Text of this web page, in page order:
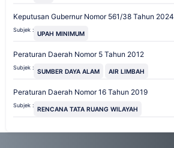
Keputusan Gubernur Nomor 561/38 Tahun 2024
Subjek : UPAH MINIMUM
Peraturan Daerah Nomor 5 Tahun 2012
Subjek : SUMBER DAYA ALAM AIR LIMBAH
Peraturan Daerah Nomor 16 Tahun 2019
Subjek : RENCANA TATA RUANG WILAYAH